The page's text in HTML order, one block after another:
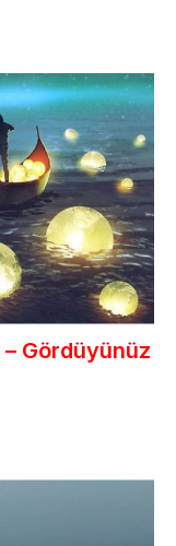
– Gördüyünüz